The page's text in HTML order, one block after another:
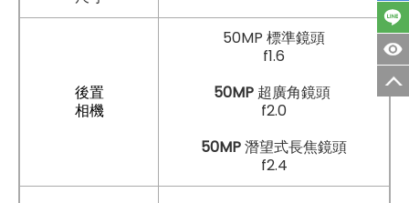
後置
相機
50MP 標準鏡頭
f1.6
50MP 超廣角鏡頭 ​
f2.0
​​​​​50MP潛望式長焦鏡頭
f2.4